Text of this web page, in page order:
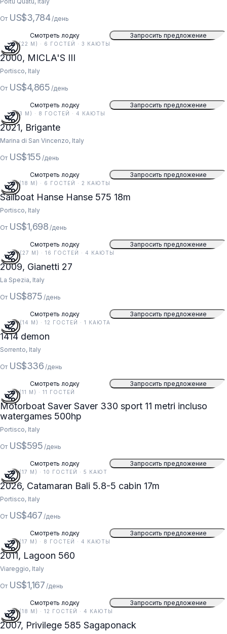
От US$3,784 /день
Смотреть лодку Запросить предложение
73 FT (22 M) · 6 ГОСТЕЙ · 3 КАЮТЫ
2000, MICLA'S III
Portisco, Italy
От US$4,865 /день
Смотреть лодку Запросить предложение
11 FT (3 M) · 8 ГОСТЕЙ · 4 КАЮТЫ
2021, Brigante
Marina di San Vincenzo, Italy
От US$155 /день
Смотреть лодку Запросить предложение
59 FT (18 M) · 6 ГОСТЕЙ · 2 КАЮТЫ
Sailboat Hanse Hanse 575 18m
Portisco, Italy
От US$1,698 /день
Смотреть лодку Запросить предложение
5
90 FT (27 M) · 16 ГОСТЕЙ · 4 КАЮТЫ
2009, Gianetti 27
La Spezia, Italy
От US$875 /день
Смотреть лодку Запросить предложение
46 FT (14 M) · 12 ГОСТЕЙ · 1 КАЮТА
1414 demon
Sorrento, Italy
От US$336 /день
Смотреть лодку Запросить предложение
36 FT (11 M) · 11 ГОСТЕЙ
Motorboat Saver Saver 330 sport 11 metri incluso
watergames 500hp
Portisco, Italy
От US$595 /день
Смотреть лодку Запросить предложение
56 FT (17 M) · 10 ГОСТЕЙ · 5 КАЮТ
2026, Catamaran Bali 5.8-5 cabin 17m
Portisco, Italy
От US$467 /день
Смотреть лодку Запросить предложение
56 FT (17 M) · 8 ГОСТЕЙ · 4 КАЮТЫ
2011, Lagoon 560
Viareggio, Italy
От US$1,167 /день
Смотреть лодку Запросить предложение
59 FT (18 M) · 12 ГОСТЕЙ · 4 КАЮТЫ
2007, Privilege 585 Sagaponack